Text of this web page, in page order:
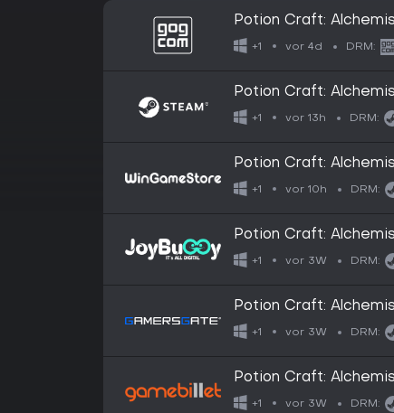
Potion Craft:
+1 vor 4d DRM:
Potion Craft:
+1 vor 13h DRM:
Potion Craft:
+1 vor 10h DRM:
Potion Craft:
+1 vor 3W DRM:
Potion Craft:
+1 vor 3W DRM:
Potion Craft:
+1 vor 3W DRM: